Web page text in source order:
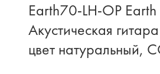
Earth70-LH-OP Earth
Акустическая
цвет натуральный,